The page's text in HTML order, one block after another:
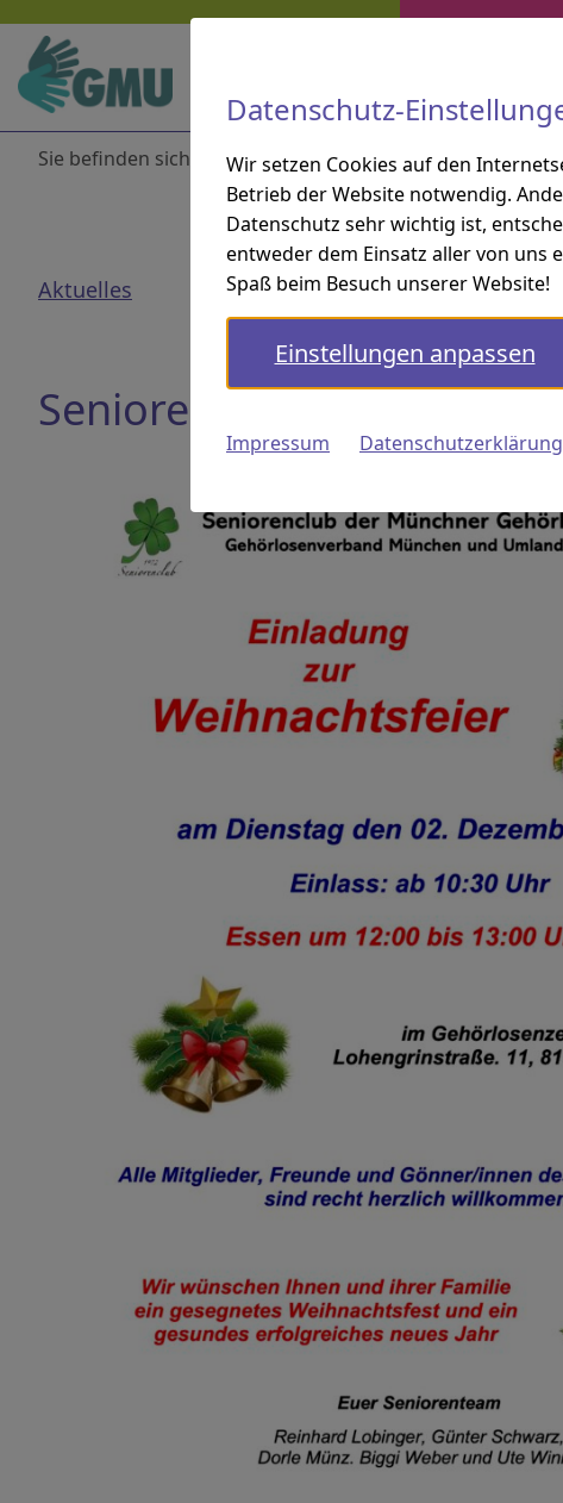
Datenschutz-
Wir setzen Cookies auf den
Betrieb der Website notwendig.
Datenschutz sehr wichtig ist,
entweder dem Einsatz aller von uns
Spaß beim Besuch unserer Website!
Einstellungen anpassen
Impressum Datenschutzerklärung
Navigation und Service
Direkt zu:
Zur Hauptnavigation springen
Zur Suche springen
Zum Inhalt springen
Zu den Service-Informationen springen
Sie befinden sich hier: Startseite Aktuelles
Aktuelles
Seniorenclub /